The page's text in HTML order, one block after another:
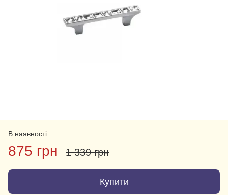
В наявності
875 грн 1 339 грн
Купити